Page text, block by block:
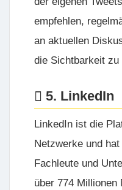
empfehlen,
an aktuellen
die Sichtbarkeit zu
5. LinkedIn
LinkedIn ist die
Netzwerke und
Fachleute und
über 774